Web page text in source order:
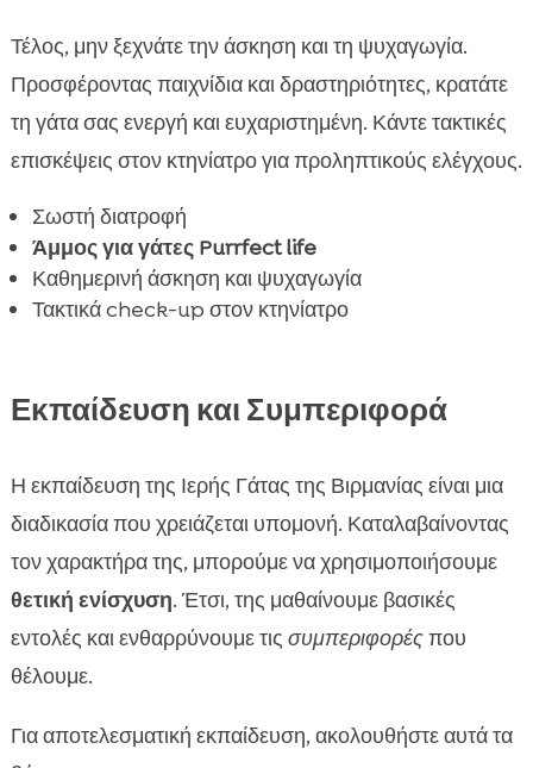
Τέλος, μην ξεχνάτε την άσκηση και τη ψυχαγωγία.
Προσφέροντας παιχνίδια και δραστηριότητες, κρατάτε
τη γάτα σας ενεργή και ευχαριστημένη. Κάντε τακτικές
επισκέψεις στον κτηνίατρο για προληπτικούς ελέγχους.
Σωστή διατροφή
Άμμος για γάτες Purrfect life
Καθημερινή άσκηση και ψυχαγωγία
Τακτικά check-up στον κτηνίατρο
Εκπαίδευση και Συμπεριφορά
Η εκπαίδευση της Ιερής Γάτας της Βιρμανίας είναι μια
διαδικασία που χρειάζεται υπομονή. Καταλαβαίνοντας
τον χαρακτήρα της, μπορούμε να χρησιμοποιήσουμε
θετική ενίσχυση. Έτσι, της μαθαίνουμε βασικές
εντολές και ενθαρρύνουμε τις συμπεριφορέςπου
θέλουμε.
Για αποτελεσματική εκπαίδευση, ακολουθήστε αυτά τα